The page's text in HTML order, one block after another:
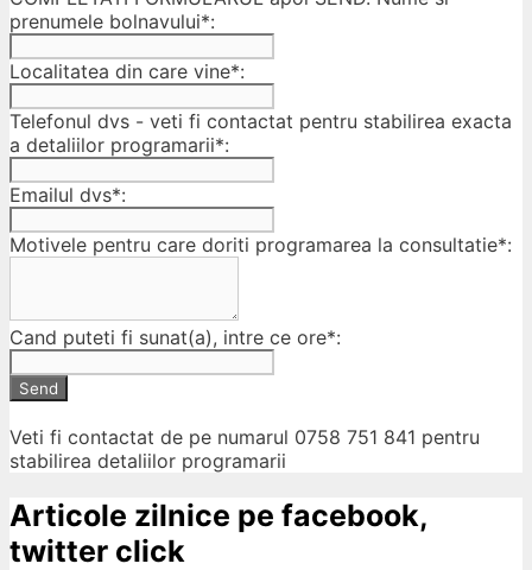
prenumele bolnavului*:
Localitatea din care vine*:
Telefonul dvs - veti fi contactat pentru stabilirea exacta
a detaliilor programarii*:
Emailul dvs*:
Motivele pentru care doriti programarea la consultatie*:
Cand puteti fi sunat(a), intre ce ore*:
Send
Veti fi contactat de pe numarul 0758 751 841 pentru
stabilirea detaliilor programarii
Articole zilnice pe facebook,
twitter click